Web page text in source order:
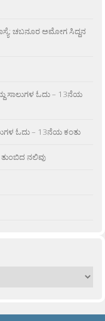
ಚಬನೂರ ಅಮೋಗ ಸಿದ್ದನ
ಸಾಲುಗಳ ಓದು – 13ನೆಯ
ಓದು – 13ನೆಯ ಕಂತು
ನಲಿವು